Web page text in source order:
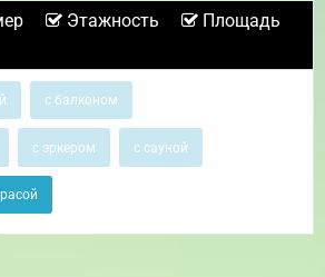
Этажность
Площадь
с балконом
с эркером с сауной